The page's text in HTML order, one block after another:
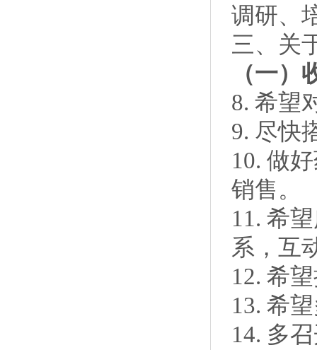
调研、
三、关
（一）
8. 希望
9. 尽快
10. 做
销售。
11. 希
系，互
12. 希
13. 希
14. 多